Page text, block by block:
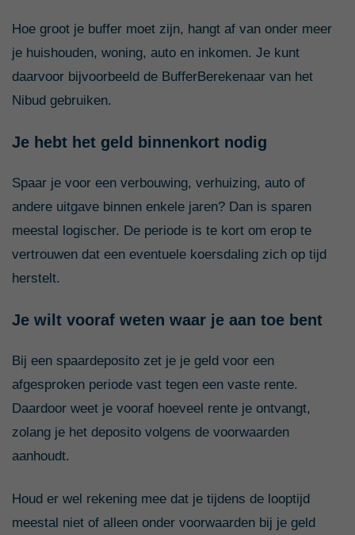
Hoe groot je buffer moet zijn, hangt af van onder meer
je huishouden, woning, auto en inkomen. Je kunt
daarvoor bijvoorbeeld de BufferBerekenaar van het
Nibud gebruiken.
Je hebt het geld binnenkort nodig
Spaar je voor een verbouwing, verhuizing, auto of
andere uitgave binnen enkele jaren? Dan is sparen
meestal logischer. De periode is te kort om erop te
vertrouwen dat een eventuele koersdaling zich op tijd
herstelt.
Je wilt vooraf weten waar je aan toe bent
Bij een spaardeposito zet je je geld voor een
afgesproken periode vast tegen een vaste rente.
Daardoor weet je vooraf hoeveel rente je ontvangt,
zolang je het deposito volgens de voorwaarden
aanhoudt.
Houd er wel rekening mee dat je tijdens de looptijd
meestal niet of alleen onder voorwaarden bij je geld